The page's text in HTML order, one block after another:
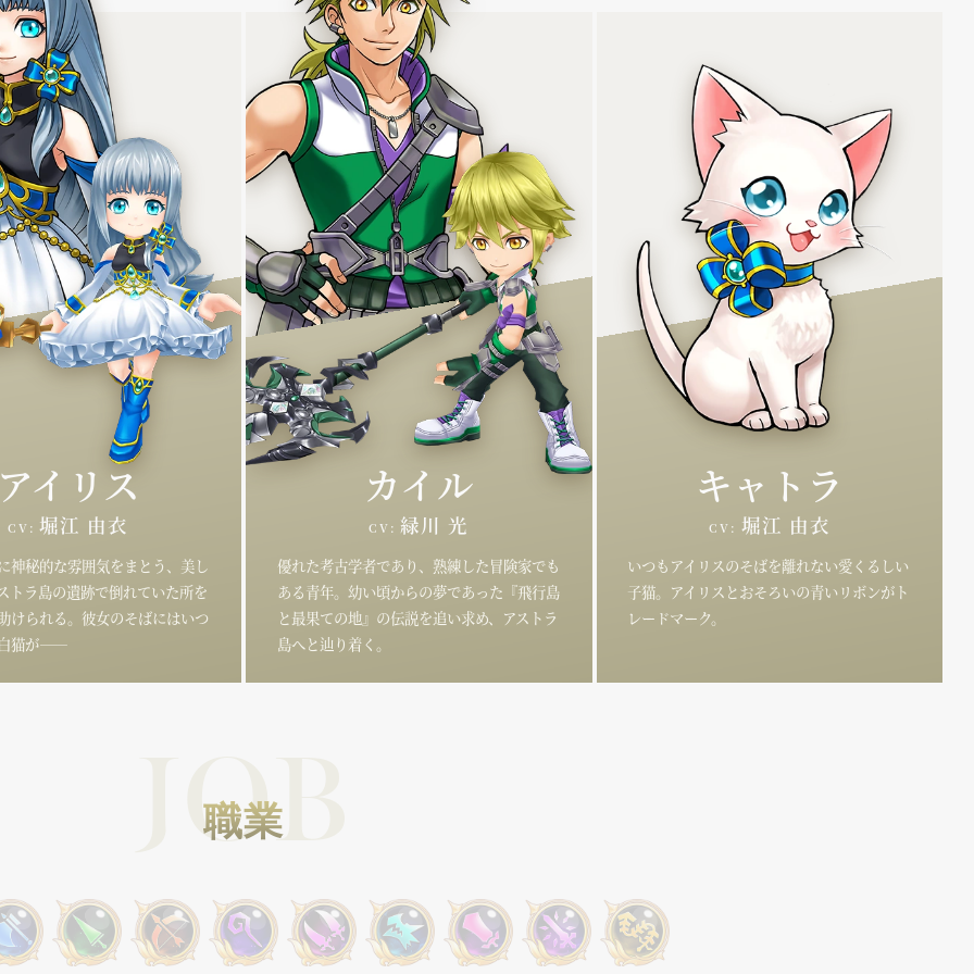
HOME
ホーム
NEWS
ニュース
BATTLE
バトル
CHARACTER
キャラクター
JOB WORLD
世界観
GOODS
MOVIE GUIDELINE
二次創作ガイドライン
OFFICIAL SNS
X
YouTube TikTok
イリス
CV: 堀江 由衣
神秘的な雰囲気をまとう、美し
トラ島の遺跡で倒れていた所を
けられる。彼女のそばにはいつ
猫が――
カイル
CV: 緑川 光
優れた考古学者であり、熟練した冒険家でも
ある青年。幼い頃からの夢であった『飛行島
と最果ての地』の伝説を追い求め、アストラ
島へと辿り着く。
キャトラ
CV: 堀江 由衣
いつもアイリスのそばを離れない愛くるしい
子猫。アイリスとおそろいの青いリボンがト
レードマーク。
JOB
職業